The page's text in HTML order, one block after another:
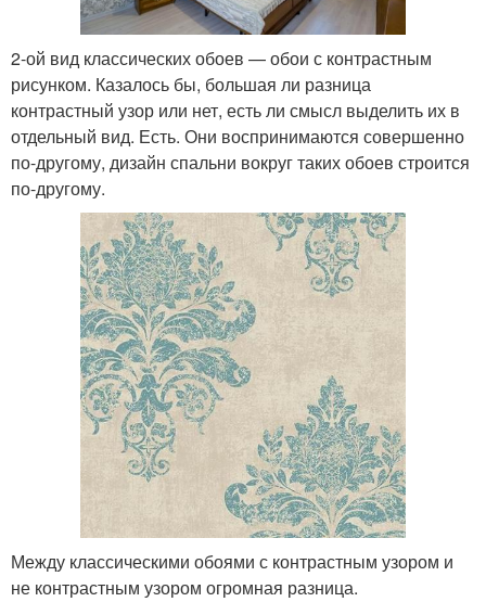
2-ой вид классических обоев — обои с контрастным
рисунком. Казалось бы, большая ли разница
контрастный узор или нет, есть ли смысл выделить их в
отдельный вид. Есть. Они воспринимаются совершенно
по-другому, дизайн спальни вокруг таких обоев строится
по-другому.
Между классическими обоями с контрастным узором и
не контрастным узором огромная разница.